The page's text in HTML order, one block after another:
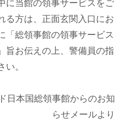
に当館の領事サービスをご
る方は、正面玄関入口にお
「総領事館の領事サービス
旨お伝えの上、警備員の指
い。
日本国総領事館からのお知
らせメールより